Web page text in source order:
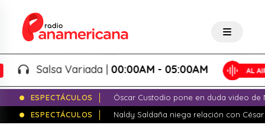
Salsa Variada |00:00AM - 05:00AM
ESPECTÁCULOS
Óscar Custodio pone en duda video de
ESPECTÁCULOS
Naldy Saldaña niega relación con